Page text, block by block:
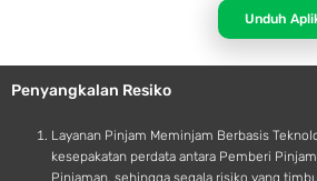
p
l
e
d
r
o
d
Unduh
Penyangkalan Resiko
Layanan Pinjam Meminjam Berbasis
kesepakatan perdata antara Pemberi